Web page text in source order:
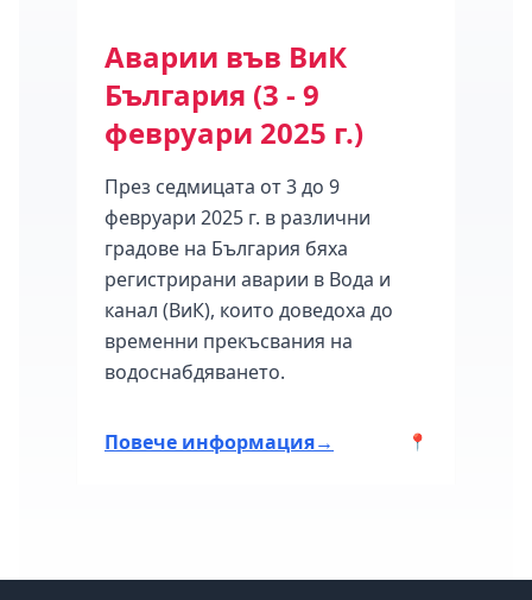
Аварии във ВиК
България (3 - 9
февруари 2025 г.)
През седмицата от 3 до 9
февруари 2025 г. в различни
градове на България бяха
регистрирани аварии в Вода и
канал (ВиК), които доведоха до
временни прекъсвания на
водоснабдяването.
Повече информация→ 📍